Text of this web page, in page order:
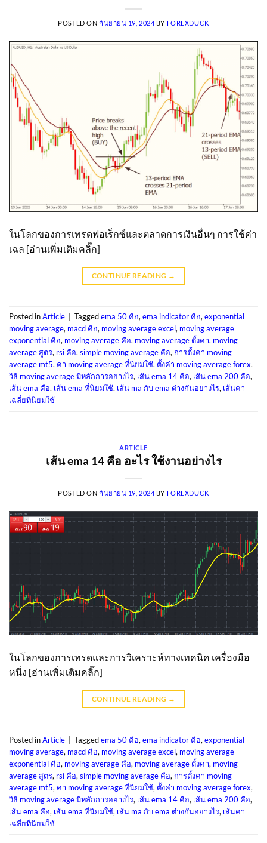
POSTED ON กันยายน 19, 2024 BY FOREXDUCK
ในโลกของการเทรดฟอเร็กซ์และตลาดการเงินอื่นๆ การใช้ค่า
เฉล [อ่านเพิ่มเติมคลิ๊ก]
CONTINUE READING →
Posted inArticle Taggedema 50 คือ, ema indicator คือ, exponential
moving average, macd คือ, moving average excel, moving average
exponential คือ, moving average คือ, moving average ตั้งค่า, moving
average สูตร, rsi คือ, simple moving average คือ, การตั้งค่า moving
average mt5, ค่า moving average ที่นิยมใช้, ตั้งค่า moving average forex,
วิธี moving average มีหลักการอย่างไร, เส้น ema 14 คือ, เส้น ema 200 คือ,
เส้น ema คือ, เส้น ema ที่นิยมใช้, เส้น ma กับ ema ต่างกันอย่างไร, เส้นค่า
เฉลี่ยที่นิยมใช้
ARTICLE
เส้น ema 14 คือ อะไร ใช้งานอย่างไร
POSTED ON กันยายน 19, 2024 BY FOREXDUCK
ในโลกของการเทรดและการวิเคราะห์ทางเทคนิค เครื่องมือ
หนึ่ง [อ่านเพิ่มเติมคลิ๊ก]
CONTINUE READING →
Posted inArticle Taggedema 50 คือ, ema indicator คือ, exponential
moving average, macd คือ, moving average excel, moving average
exponential คือ, moving average คือ, moving average ตั้งค่า, moving
average สูตร, rsi คือ, simple moving average คือ, การตั้งค่า moving
average mt5, ค่า moving average ที่นิยมใช้, ตั้งค่า moving average forex,
วิธี moving average มีหลักการอย่างไร, เส้น ema 14 คือ, เส้น ema 200 คือ,
เส้น ema คือ, เส้น ema ที่นิยมใช้, เส้น ma กับ ema ต่างกันอย่างไร, เส้นค่า
เฉลี่ยที่นิยมใช้